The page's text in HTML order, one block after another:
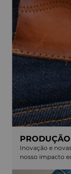
PRODUÇÃO
Inovação e
nosso impacto